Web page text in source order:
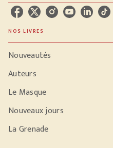
NOS LIVRES
Nouveautés
Auteurs
Le Masque
Nouveaux jours
La Grenade